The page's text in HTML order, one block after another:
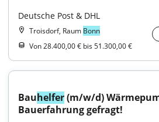
Deutsche Post & DHL
Troisdorf, Raum Bonn
Von 28.400,00 € bis 51.300,00 €
Bauhelfer (m/w/d)
Bauerfahrung gefragt!